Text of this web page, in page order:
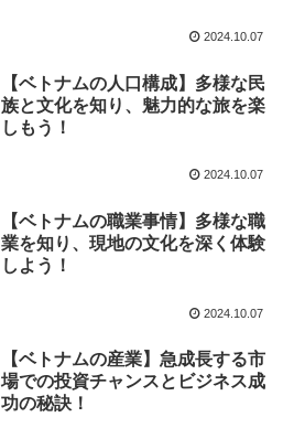
2024.10.07
【ベトナムの人口構成】多様な民
族と文化を知り、魅力的な旅を楽
しもう！
2024.10.07
【ベトナムの職業事情】多様な職
業を知り、現地の文化を深く体験
しよう！
2024.10.07
【ベトナムの産業】急成長する市
場での投資チャンスとビジネス成
功の秘訣！